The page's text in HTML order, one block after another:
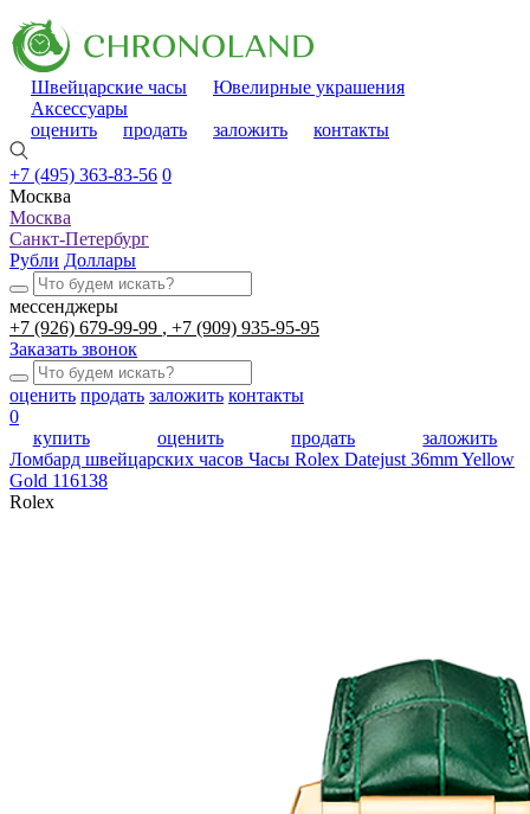
Швейцарские часы
Ювелирные украшения
Аксессуары
оценить
продать заложить контакты
+7 (495) 363-83-56 0
Москва
Москва
Санкт-Петербург
Рубли Доллары
мессенджеры
+7 (926) 679-99-99
+7 (909) 935-95-95
Заказать звонок
оценить продать заложить контакты
0
купить
оценить продать
заложить
Ломбард швейцарских часов Часы Rolex Datejust 36mm Yellow
Gold 116138
Rolex